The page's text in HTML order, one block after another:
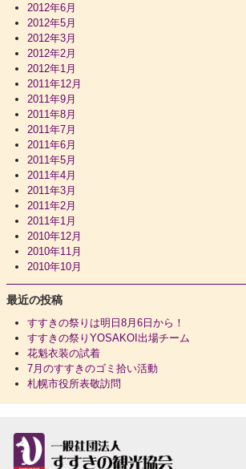
2012年6月
2012年5月
2012年3月
2012年2月
2012年1月
2011年12月
2011年9月
2011年8月
2011年7月
2011年6月
2011年5月
2011年4月
2011年3月
2011年2月
2011年1月
2010年12月
2010年11月
2010年10月
最近の投稿
すすきの祭りは明日8月6日から！
すすきの祭りYOSAKOI出場チーム
花魁衣装の試着
7月のすすきのゴミ拾い活動
札幌市役所表敬訪問